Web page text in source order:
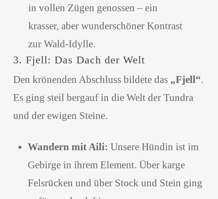
in vollen Zügen genossen – ein
krasser, aber wunderschöner Kontrast
zur Wald-Idylle.
3. Fjell: Das Dach der Welt
Den krönenden Abschluss bildete das „Fjell“.
Es ging steil bergauf in die Welt der Tundra
und der ewigen Steine.
Wandern mit Aili: Unsere Hündin ist im
Gebirge in ihrem Element. Über karge
Felsrücken und über Stock und Stein ging